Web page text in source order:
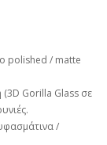
polished / matte
(3D Gorilla Glass σε
/